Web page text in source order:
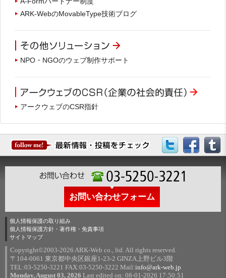
ARK-WebのMovableType技術ブログ
NPO・NGOのウェブ制作サポート
アークウェブのCSR指針
お問い合わせフォーム
個人情報保護の取り組み
個人情報保護方針・著作権・免責事項
サイトマップ
Copyright©2003-2026 ARK-Web co., ltd. All rights reserved.
〒104-0061 東京都中央区銀座1-23-2 GINZA上野ビル3階
TEL:03-5250-3221 FAX:03-5250-3222 Mail:info@ark-web.jp
Monday, August 03, 2026 Last edited on: 08-01-2026 17:50:51